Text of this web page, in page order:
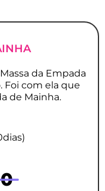
da Empada
Foi com ela que
de Mainha.